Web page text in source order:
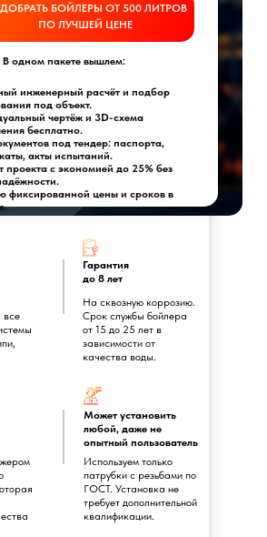
В одном пакете вышлем:
инженерный расчёт и подбор
под объект.
чертёж и 3D-схема
бесплатно.
под тендер: паспорта,
акты испытаний.
проекта с экономией до 25% без
фиксированной цены и сроков в
все
Гарантия
до 8 лет
На сквозную коррозию.
Срок службы бойлера
от 15 до 25 лет в
зависимости от
качества воды.
Может установить
любой, даже не
опытный пользователь
Используем только
патрубки с резьбами по
ГОСТ. Установка не
требует дополнительной
квалификации.
БОЙЛЕРЫ ОТ 500 ЛИТРОВ
ПО ЛУЧШЕЙ ЦЕНЕ